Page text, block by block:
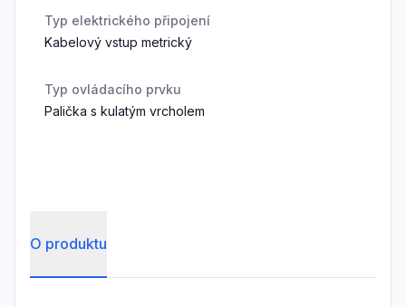
Typ elektrického připojení
Kabelový vstup metrický
Typ ovládacího prvku
Palička s kulatým vrcholem
O produktu